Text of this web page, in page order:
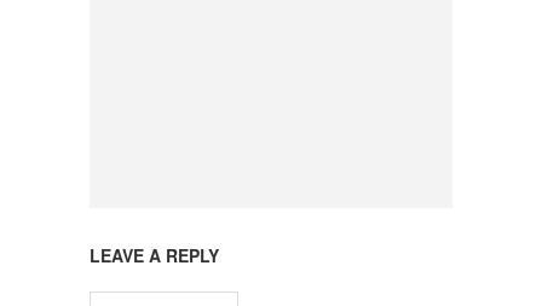
LEAVE A REPLY